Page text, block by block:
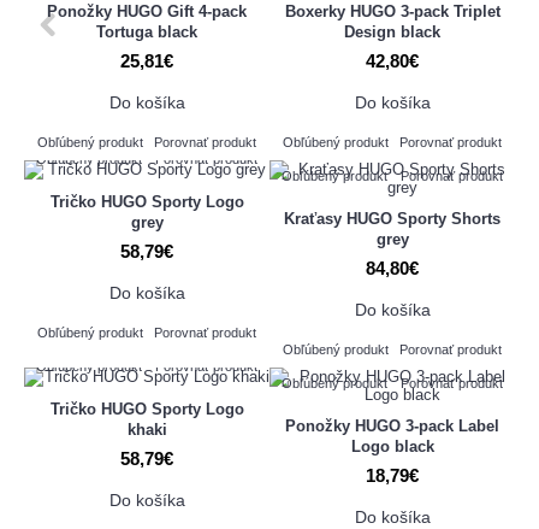
Ponožky HUGO Gift 4-pack
Tortuga black
25,81€
Do košíka
Obľúbený produkt Porovnať produkt
Boxerky HUGO 3-pack Triplet
Design black
42,80€
Do košíka
Obľúbený produkt
Porovnať produkt
Obľúbený produkt
Porovnať produkt
Tričko HUGO Sporty Logo
grey
58,79€
Do košíka
Obľúbený produkt Porovnať produkt
Obľúbený produkt Porovnať produkt
Kraťasy HUGO Sporty Shorts
grey
84,80€
Do košíka
Obľúbený produkt
Porovnať produkt
Obľúbený produkt
Porovnať produkt
Tričko HUGO Sporty Logo
khaki
58,79€
Do košíka
Obľúbený produkt Porovnať produkt
Ponožky HUGO 3-pack Label
Logo black
18,79€
Do košíka